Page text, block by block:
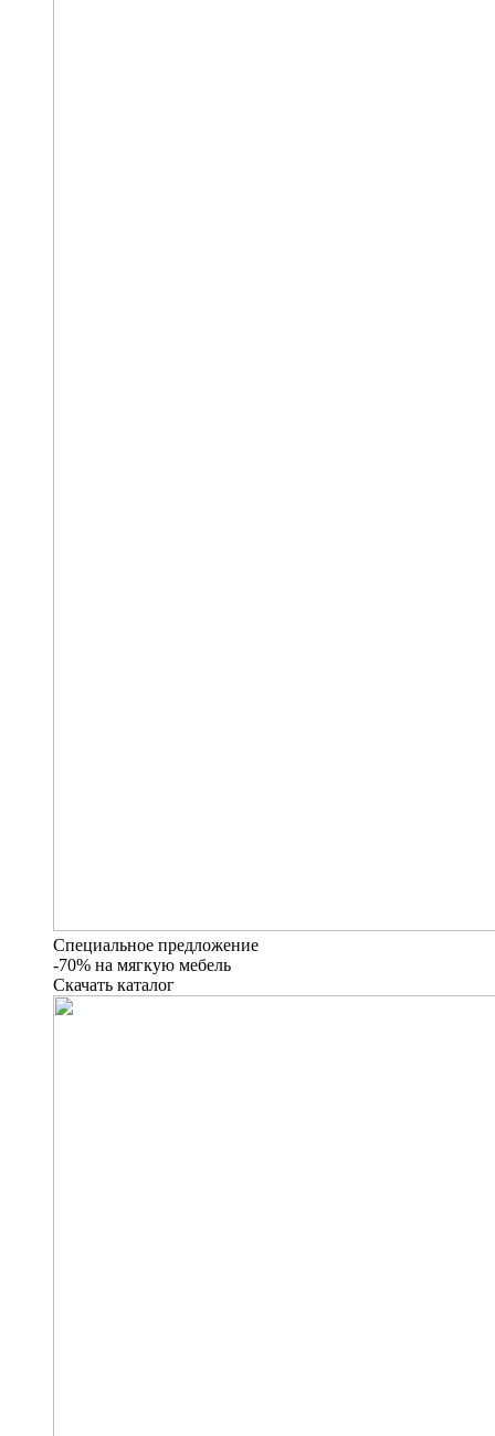
Специальное предложение
-70% на мягкую мебель
Скачать каталог